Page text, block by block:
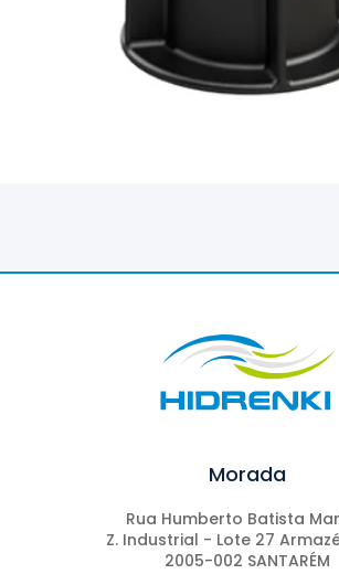
Morada
Rua Humberto Batista
Z. Industrial - Lote 27
2005-002 SANTARÉM